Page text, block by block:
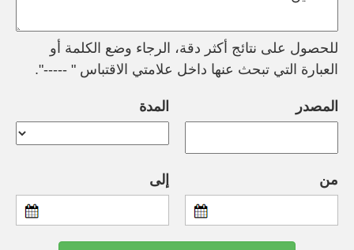
للحصول على نتائج أكثر دقة، الرجاء وضع الكلمة أو
العبارة التي تبحث عنها داخل علامتي الاقتباس " -----".
المصدر المدة
من إلى